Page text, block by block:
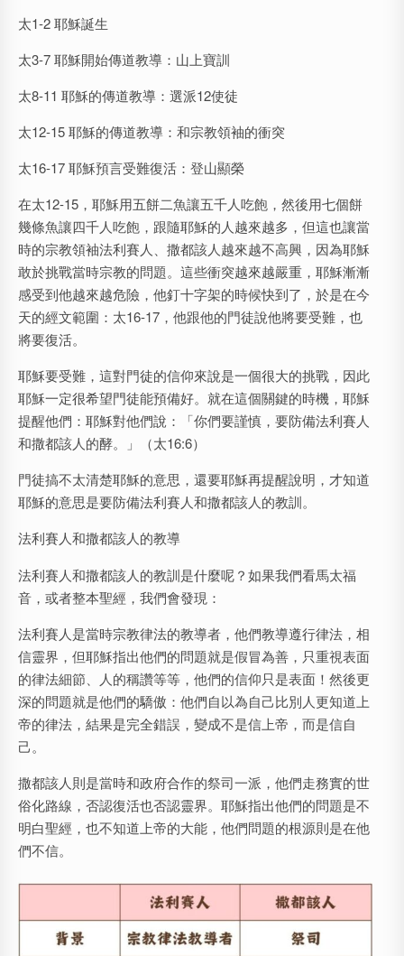
太1-2 耶穌誕生
太3-7 耶穌開始傳道教導：山上寶訓
太8-11 耶穌的傳道教導：選派12使徒
太12-15 耶穌的傳道教導：和宗教領袖的衝突
太16-17 耶穌預言受難復活：登山顯榮
在太12-15，耶穌用五餅二魚讓五千人吃飽，然後用七個餅
幾條魚讓四千人吃飽，跟隨耶穌的人越來越多，但這也讓當
時的宗教領袖法利賽人、撒都該人越來越不高興，因為耶穌
敢於挑戰當時宗教的問題。這些衝突越來越嚴重，耶穌漸漸
感受到他越來越危險，他釘十字架的時候快到了，於是在今
天的經文範圍：太16-17，他跟他的門徒說他將要受難，也
將要復活。
耶穌要受難，這對門徒的信仰來說是一個很大的挑戰，因此
耶穌一定很希望門徒能預備好。就在這個關鍵的時機，耶穌
提醒他們：耶穌對他們說：「你們要謹慎，要防備法利賽人
和撒都該人的酵。」（太16:6）
門徒搞不太清楚耶穌的意思，還要耶穌再提醒說明，才知道
耶穌的意思是要防備法利賽人和撒都該人的教訓。
法利賽人和撒都該人的教導
法利賽人和撒都該人的教訓是什麼呢？如果我們看馬太福
音，或者整本聖經，我們會發現：
法利賽人是當時宗教律法的教導者，他們教導遵行律法，相
信靈界，但耶穌指出他們的問題就是假冒為善，只重視表面
的律法細節、人的稱讚等等，他們的信仰只是表面！然後更
深的問題就是他們的驕傲：他們自以為自己比別人更知道上
帝的律法，結果是完全錯誤，變成不是信上帝，而是信自
己。
撒都該人則是當時和政府合作的祭司一派，他們走務實的世
俗化路線，否認復活也否認靈界。耶穌指出他們的問題是不
明白聖經，也不知道上帝的大能，他們問題的根源則是在他
們不信。